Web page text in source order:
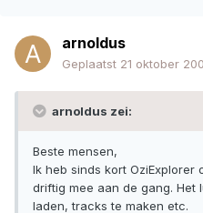
arnoldus
Geplaatst 21 oktober
arnoldus zei:
Beste mensen,
Ik heb sinds kort OziExplorer
driftig mee aan de gang. Het
laden, tracks te maken etc.